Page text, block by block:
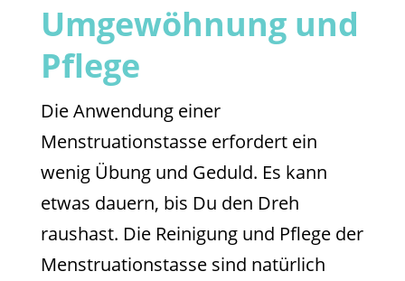
Umgewöhnung und
Pflege
Die Anwendung einer
Menstruationstasse erfordert ein
wenig Übung und Geduld. Es kann
etwas dauern, bis Du den Dreh
raushast. Die Reinigung und Pflege der
Menstruationstasse sind natürlich